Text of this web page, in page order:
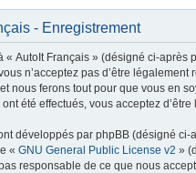
- Enregistrement
« AutoIt Français » (désigné ci-après
n’acceptez pas d’être
nous ferons tout pour que vous en
été effectués, vous acceptez
développés par phpBB (désigné
« GNU General Public License v2 »
responsable de ce que nous